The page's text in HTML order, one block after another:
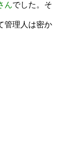
んでした。そ
管理人は密か